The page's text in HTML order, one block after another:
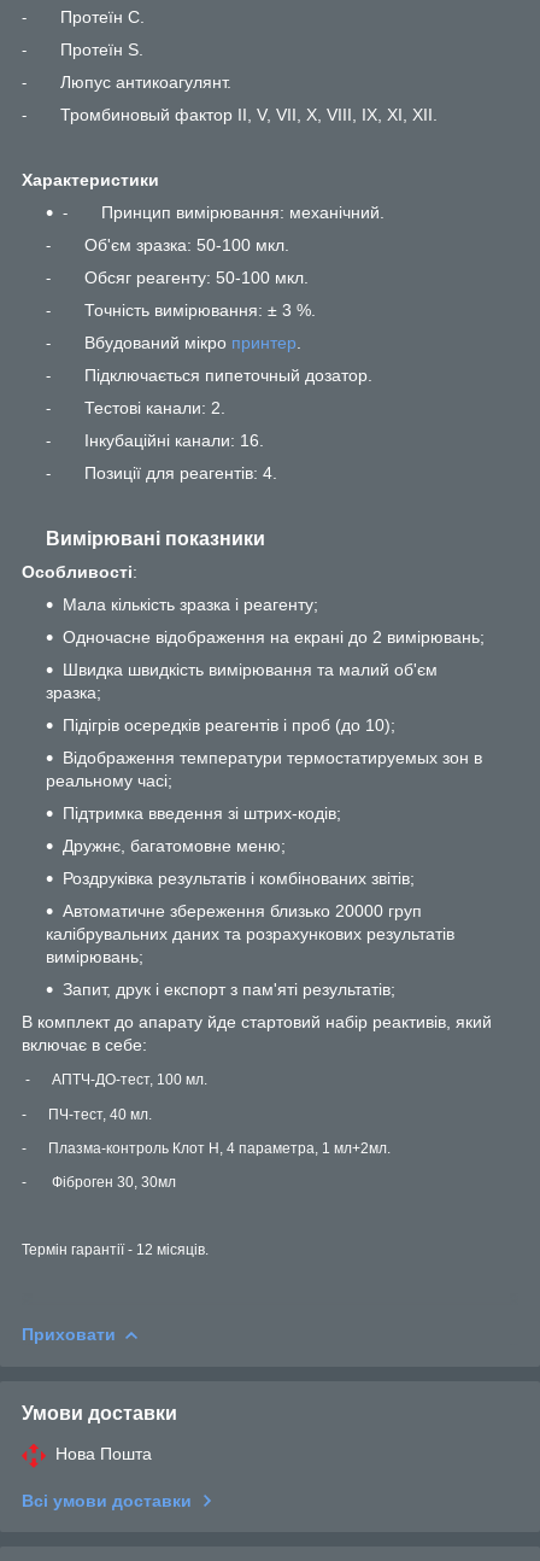
- Протеїн С.
- Протеїн S.
- Люпус антикоагулянт.
- Тромбиновый фактор II, V, VII, X, VIII, IX, XI, XII.
Характеристики
- Принцип вимірювання: механічний.
- Об'єм зразка: 50-100 мкл.
- Обсяг реагенту: 50-100 мкл.
- Точність вимірювання: ± 3 %.
- Вбудований мікро принтер
- Підключається пипеточный дозатор.
- Тестові канали: 2.
- Інкубаційні канали: 16.
- Позиції для реагентів: 4.
Вимірювані показники
Особливості:
Мала кількість зразка і реагенту;
Одночасне відображення на екрані до 2 вимірювань;
Швидка швидкість вимірювання та малий об'єм
зразка;
Підігрів осередків реагентів і проб (до 10);
Відображення температури термостатируемых зон в
реальному часі;
Підтримка введення зі штрих-кодів;
Дружнє, багатомовне меню;
Роздруківка результатів і комбінованих звітів;
Автоматичне збереження близько 20000 груп
калібрувальних даних та розрахункових результатів
вимірювань;
Запит, друк і експорт з пам'яті результатів;
В комплект до апарату йде стартовий набір реактивів, який
включає в себе:
- АПТЧ-ДО-тест, 100 мл.
- ПЧ-тест, 40 мл.
-
Плазма-контроль Клот Н, 4 параметра, 1 мл+2мл.
- Фіброген 30, 30мл
Термін гарантії - 12 місяців.
Приховати
Умови доставки
Нова Пошта
Всі умови доставки